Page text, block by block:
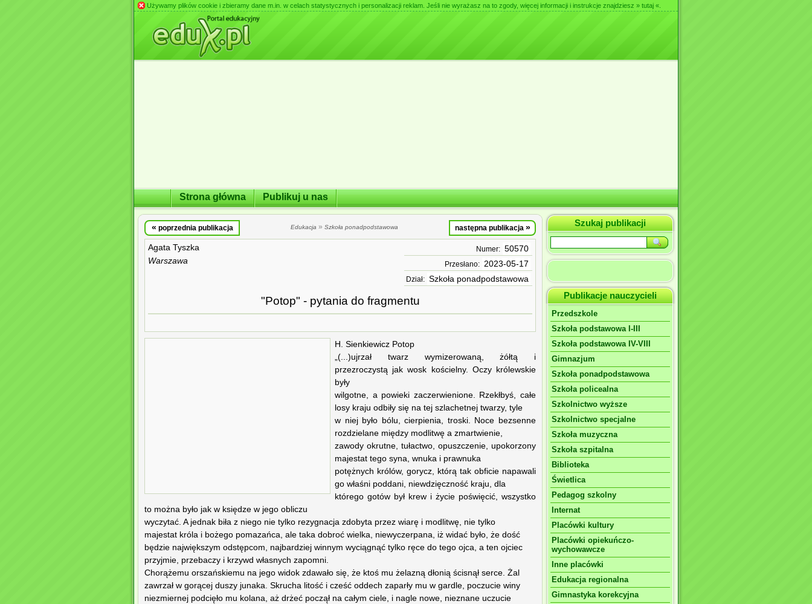
Używamy plików cookie i zbieramy dane m.in. w celach statystycznych i personalizacji reklam. Jeśli nie wyrażasz na to zgody, więcej informacji i instrukcje znajdziesz » tutaj «
Strona główna Publikuj u nas
« poprzednia publikacja Edukacja » Szkoła ponadpodstawowa następna publikacja »
Agata Tyszka
Warszawa
Numer: 50570
Przesłano: 2023-05-17
Dział: Szkoła ponadpodstawowa
"Potop" - pytania do fragmentu
H. Sienkiewicz Potop
„(...)ujrzał twarz wymizerowaną, żółtą i
przezroczystą jak wosk kościelny. Oczy królewskie
były
wilgotne, a powieki zaczerwienione. Rzekłbyś, całe
losy kraju odbiły się na tej szlachetnej twarzy, tyle
w niej było bólu, cierpienia, troski. Noce bezsenne
rozdzielane między modlitwę a zmartwienie,
zawody okrutne, tułactwo, opuszczenie, upokorzony
majestat tego syna, wnuka i prawnuka
potężnych królów, gorycz, którą tak obficie napawali
go właśni poddani, niewdzięczność kraju, dla
którego gotów był krew i życie poświęcić, wszystko
to można było jak w księdze w jego obliczu
wyczytać. A jednak biła z niego nie tylko rezygnacja zdobyta przez wiarę i modlitwę, nie tylko
majestat króla i bożego pomazańca, ale taka dobroć wielka, niewyczerpana, iż widać było, że dość
będzie największym odstępcom, najbardziej winnym wyciągnąć tylko ręce do tego ojca, a ten ojciec
przyjmie, przebaczy i krzywd własnych zapomni.
Chorążemu orszańskiemu na jego widok zdawało się, że ktoś mu żelazną dłonią ścisnął serce. Żal
zawrzał w gorącej duszy junaka. Skrucha litość i cześć oddech zaparły mu w gardle, poczucie winy
niezmiernej podcięło mu kolana, aż drżeć począł na całym ciele, i nagle nowe, nieznane uczucie
Szukaj publikacji
Publikacje nauczycieli
Przedszkole
Szkoła podstawowa I-III
Szkoła podstawowa IV-VIII
Gimnazjum
Szkoła ponadpodstawowa
Szkoła policealna
Szkolnictwo wyższe
Szkolnictwo specjalne
Szkoła muzyczna
Szkoła szpitalna
Biblioteka
Świetlica
Pedagog szkolny
Internat
Placówki kultury
Placówki opiekuńczo-
wychowawcze
Inne placówki
Edukacja regionalna
Gimnastyka korekcyjna